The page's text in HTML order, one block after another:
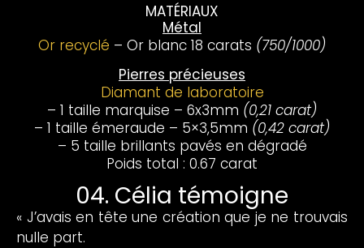
MATÉRIAUX
Métal
Or recyclé – Or blanc 18 carats (750/1000)
Pierres précieuses
Diamant de laboratoire
– 1 taille marquise – 6x3mm (0,21 carat)
– 1 taille émeraude – 5×3,5mm (0,42 carat)
– 5 taille brillants pavés en dégradé
Poids total : 0.67 carat
04. Célia témoigne
« J’avais en tête une création que je ne trouvais
nulle part.